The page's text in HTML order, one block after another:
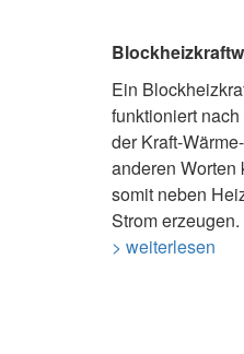
Ein
funktioniert
der Kraft-
anderen Worten
somit neben
Strom erzeugen.
> weiterlesen